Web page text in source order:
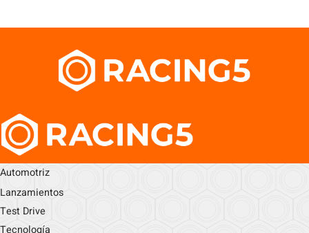
Automotriz
Lanzamientos
Test Drive
Tecnología